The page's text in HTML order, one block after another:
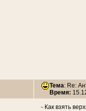
Тема: Re:
Время:
- Как взять